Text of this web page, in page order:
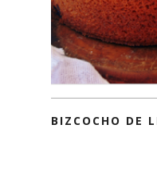
BIZCOCHO DE